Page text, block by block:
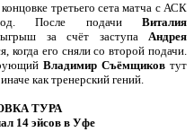
третьего сета матча с АСК
После подачи Виталия
за счёт заступа Андрея
когда его сняли со второй подачи.
Владимир Съёмщиков тут
как тренерский гений.
ТУРА
14 эйсов в Уфе